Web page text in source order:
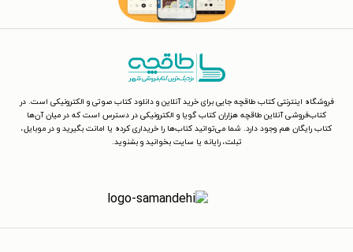
فروشگاه اینترنتی کتاب طاقچه جایی برای خرید آنلاین و دانلود کتاب صوتی و الکترونیکی است. در
کتاب‌فروشی آنلاین طاقچه هزاران کتاب گویا و الکترونیکی در دسترس است که در میان آن‌ها
کتاب رایگان هم وجود دارد. شما می‌توانید کتاب‌ها را خریداری کرده یا امانت بگیرید و در موبایل،
تبلت، رایانه یا سایت بخوانید و بشنوید.